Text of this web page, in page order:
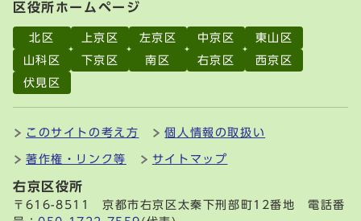
区役所ホームページ
北区 上京区 左京区 中京区
東山区
山科区
下京区 南区 右京区
西京区
伏見区
このサイトの考え方 個人情報の取扱い
著作権・リンク等 サイトマップ
右京区役所
〒616-8511 京都市右京区太秦下刑部町12番地 電話番